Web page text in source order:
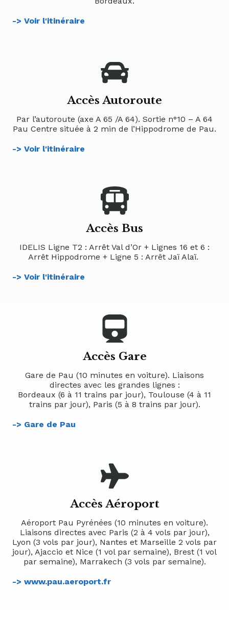
-> Voir l'itinéraire
Accès Autoroute
Par l’autoroute (axe A 65 /A 64). Sortie n°10 – A 64
Pau Centre située à 2 min de l’Hippodrome de Pau.
-> Voir l'itinéraire
Accès Bus
IDELIS Ligne T2 : Arrêt Val d’Or + Lignes 16 et 6 :
Arrêt Hippodrome + Ligne 5 : Arrêt Jaï Alaï.
-> Voir l'itinéraire
Accès Gare
Gare de Pau (10 minutes en voiture). Liaisons
directes avec les grandes lignes :
Bordeaux (6 à 11 trains par jour), Toulouse (4 à 11
trains par jour), Paris (5 à 8 trains par jour).
-> Gare de Pau
Accès Aéroport
Aéroport Pau Pyrénées (10 minutes en voiture).
Liaisons directes avec Paris (2 à 4 vols par jour),
Lyon (3 vols par jour), Nantes et Marseille 2 vols par
jour), Ajaccio et Nice (1 vol par semaine), Brest (1 vol
par semaine), Marrakech (3 vols par semaine).
-> www.pau.aeroport.fr